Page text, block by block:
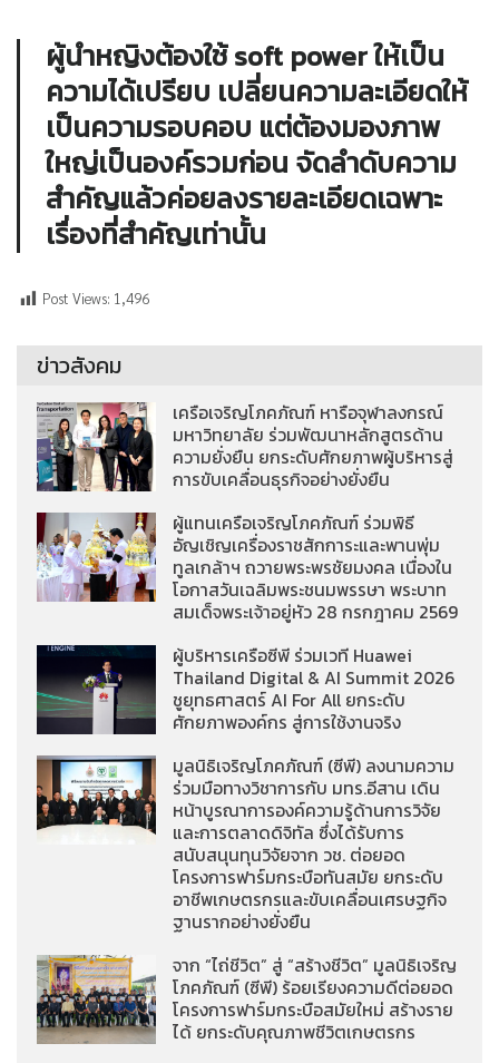
ผู้นำหญิงต้องใช้ soft power ให้เป็น
ความได้เปรียบ เปลี่ยนความละเอียดให้
เป็นความรอบคอบ แต่ต้องมองภาพ
ใหญ่เป็นองค์รวมก่อน จัดลำดับความ
สำคัญแล้วค่อยลงรายละเอียดเฉพาะ
เรื่องที่สำคัญเท่านั้น
Post Views: 1,496
ข่าวสังคม
เครือเจริญโภคภัณฑ์ หารือจุฬาลงกรณ์
มหาวิทยาลัย ร่วมพัฒนาหลักสูตรด้าน
ความยั่งยืน ยกระดับศักยภาพผู้บริหารสู่
การขับเคลื่อนธุรกิจอย่างยั่งยืน
ผู้แทนเครือเจริญโภคภัณฑ์ ร่วมพิธี
อัญเชิญเครื่องราชสักการะและพานพุ่ม
ทูลเกล้าฯ ถวายพระพรชัยมงคล เนื่องใน
โอกาสวันเฉลิมพระชนมพรรษา พระบาท
สมเด็จพระเจ้าอยู่หัว 28 กรกฎาคม 2569
ผู้บริหารเครือซีพี ร่วมเวที Huawei
Thailand Digital & AI Summit 2026
ชูยุทธศาสตร์ AI For All ยกระดับ
ศักยภาพองค์กร สู่การใช้งานจริง
มูลนิธิเจริญโภคภัณฑ์ (ซีพี) ลงนามความ
ร่วมมือทางวิชาการกับ มทร.อีสาน เดิน
หน้าบูรณาการองค์ความรู้ด้านการวิจัย
และการตลาดดิจิทัล ซึ่งได้รับการ
สนับสนุนทุนวิจัยจาก วช. ต่อยอด
โครงการฟาร์มกระบือทันสมัย ยกระดับ
อาชีพเกษตรกรและขับเคลื่อนเศรษฐกิจ
ฐานรากอย่างยั่งยืน
จาก “ไถ่ชีวิต” สู่ “สร้างชีวิต” มูลนิธิเจริญ
โภคภัณฑ์ (ซีพี) ร้อยเรียงความดีต่อยอด
โครงการฟาร์มกระบือสมัยใหม่ สร้างราย
ได้ ยกระดับคุณภาพชีวิตเกษตรกร